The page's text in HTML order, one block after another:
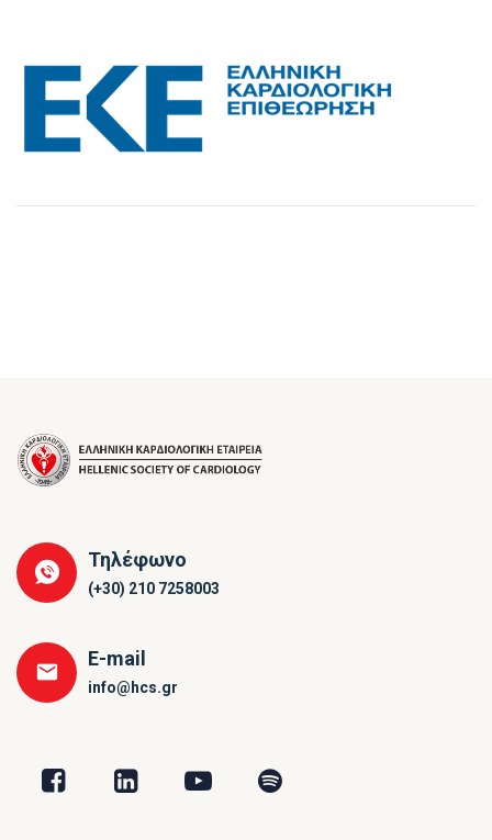
Τηλέφωνο
(+30) 210 7258003
E-mail
info@hcs.gr